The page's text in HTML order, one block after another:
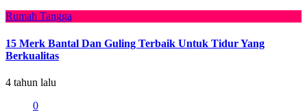
Rumah Tangga
15 Merk Bantal Dan Guling Terbaik Untuk Tidur Yang
Berkualitas
4 tahun lalu
0